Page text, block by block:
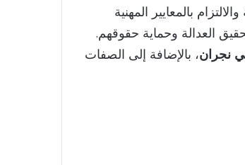
بالمعايير المهنية
العدالة وحماية حقوقهم.
نجران، بالإضافة إلى الصفات